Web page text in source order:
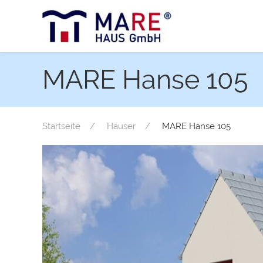
MARE Hanse 105
Startseite Häuser MARE Hanse 105